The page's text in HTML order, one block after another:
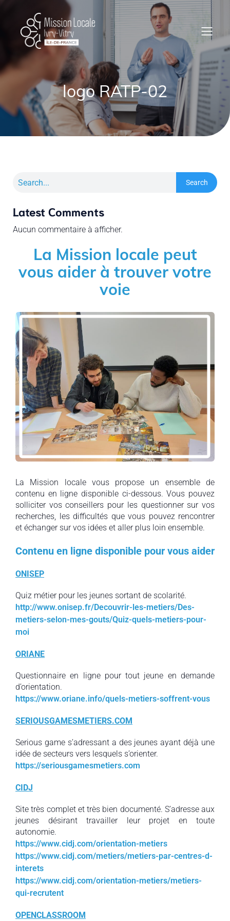
logo RATP-02
Search
Latest Comments
Aucun commentaire à afficher.
La Mission locale peut
vous aider à trouver votre
voie
La Mission locale vous propose un ensemble de
contenu en ligne disponible ci-dessous. Vous pouvez
solliciter vos conseillers pour les questionner sur vos
recherches, les difficultés que vous pouvez rencontrer
et échanger sur vos idées et aller plus loin ensemble.
Contenu en ligne disponible pour vous aider
ONISEP
Quiz métier pour les jeunes sortant de scolarité.
http://www.onisep.fr/Decouvrir-les-metiers/Des-
metiers-selon-mes-gouts/Quiz-quels-metiers-pour-
moi
ORIANE
Questionnaire en ligne pour tout jeune en demande
d’orientation.
https://www.oriane.info/quels-metiers-soffrent-vous
SERIOUSGAMESMETIERS.COM
Serious game s’adressant a des jeunes ayant déjà une
idée de secteurs vers lesquels s’orienter.
https://seriousgamesmetiers.com
CIDJ
Site très complet et très bien documenté. S’adresse aux
jeunes désirant travailler leur projet en toute
autonomie.
https://www.cidj.com/orientation-metiers
https://www.cidj.com/metiers/metiers-par-centres-d-
interets
https://www.cidj.com/orientation-metiers/metiers-
qui-recrutent
OPENCLASSROOM